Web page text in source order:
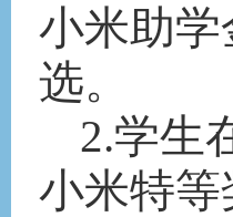
小米助
选。
2.学生
小米特